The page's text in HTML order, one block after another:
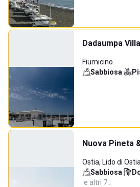
Dadaumpa
Fiumicino
Sabbiosa·
Nuova Pineta
Ostia, Lido di Ostia
Sabbiosa·
·e altri 7…